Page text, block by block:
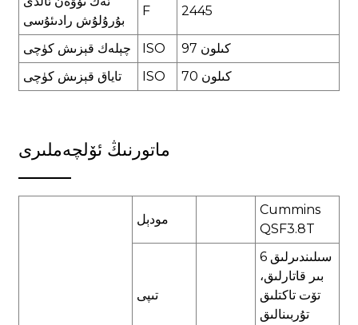
بۇرۇلۇش رادىئۇسى
F 2445
چېلەك قېزىش كۈچى ISO
97 كىلون
تاياق قېزىش كۈچى
ISO 70 كىلون
ماتورنىڭ ئۆلچەملىرى
مودېل
Cummins
QSF3.8T
تىپى
6 سىلىندىرلىق
بىر قاتارلىق،
تۆت تاكتلىق
تۇربىنالىق